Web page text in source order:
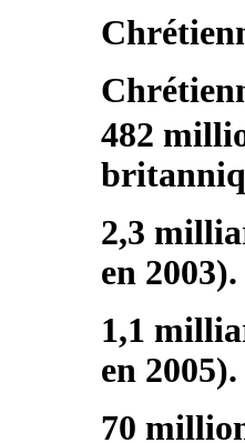
482
2,3
en 2003).
1,1
en 2005).
70